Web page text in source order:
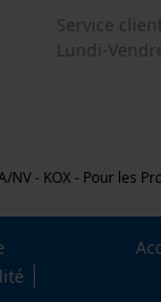
Service
Lundi-
NV - KOX - Pour